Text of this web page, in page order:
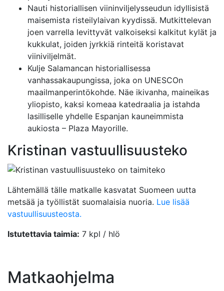
Nauti historiallisen viininviljelysseudun idyllisistä
maisemista risteilylaivan kyydissä. Mutkittelevan
joen varrella levittyvät valkoiseksi kalkitut kylät ja
kukkulat, joiden jyrkkiä rinteitä koristavat
viiniviljelmät.
Kulje Salamancan historiallisessa
vanhassakaupungissa, joka on UNESCOn
maailmanperintökohde. Näe ikivanha, maineikas
yliopisto, kaksi komeaa katedraalia ja istahda
lasilliselle yhdelle Espanjan kauneimmista
aukiosta – Plaza Mayorille.
Kristinan vastuullisuusteko
Lähtemällä tälle matkalle kasvatat Suomeen uutta
metsää ja työllistät suomalaisia nuoria. Lue lisää
vastuullisuusteosta.
Istutettavia taimia: 7 kpl / hlö
Matkaohjelma